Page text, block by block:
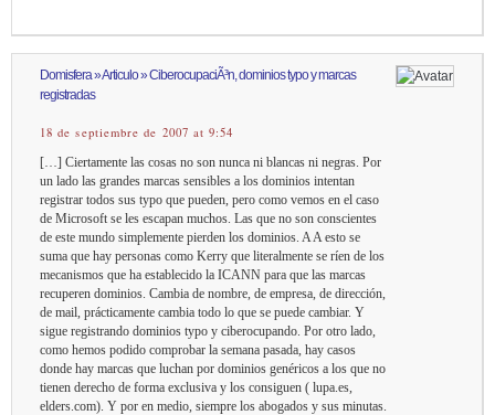
Domisfera » Articulo » CiberocupaciÃ³n, dominios typo y marcas
registradas
18 de septiembre de 2007 at 9:54
[…] Ciertamente las cosas no son nunca ni blancas ni negras. Por
un lado las grandes marcas sensibles a los dominios intentan
registrar todos sus typo que pueden, pero como vemos en el caso
de Microsoft se les escapan muchos. Las que no son conscientes
de este mundo simplemente pierden los dominios. A A esto se
suma que hay personas como Kerry que literalmente se ríen de los
mecanismos que ha establecido la ICANN para que las marcas
recuperen dominios. Cambia de nombre, de empresa, de dirección,
de mail, prácticamente cambia todo lo que se puede cambiar. Y
sigue registrando dominios typo y ciberocupando. Por otro lado,
como hemos podido comprobar la semana pasada, hay casos
donde hay marcas que luchan por dominios genéricos a los que no
tienen derecho de forma exclusiva y los consiguen ( lupa.es,
elders.com). Y por en medio, siempre los abogados y sus minutas.